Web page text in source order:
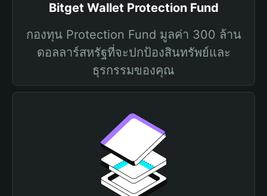
Bitget Wallet Protection Fund
กองทุน Protection Fund มูลค่า 300 ล้าน
ดอลลาร์สหรัฐที่จะปกป้องสินทรัพย์และ
ธุรกรรมของคุณ